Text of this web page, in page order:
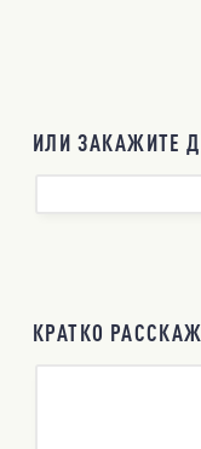
ИЛИ ЗАКАЖИТЕ
КРАТКО